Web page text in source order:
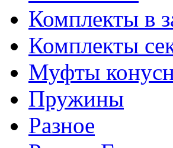
Комплекты в
Комплекты
Муфты
Пружины
Разное